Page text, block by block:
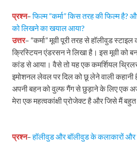
प्रश्न–फिल्म “कर्मा” किस तरह की फिल्म है?
को लिखने का खयाल आया?
उत्तर– “कर्मा” मूवी पूरी तरह से हॉलीवुड
क्रिस्टियन एंडरसन ने लिखा है। इस मूवी को
कांड से आया। वैसे तो यह एक कमर्शियल
इमोशनल लेवल पर दिल को छू लेने वाली
अपनी बहन को वुल्फ गैंग से छुड़ाने के लिए एक
मेरा एक महत्वकांक्षी प्रोजेक्ट है और जिसे मैं
प्रश्न–हॉलीवुड और बॉलीवुड के कलाकारों